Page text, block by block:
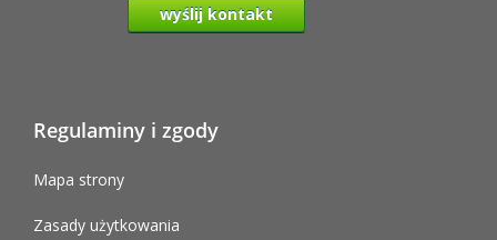
wyślij kontakt
Regulaminy i zgody
Mapa strony
Zasady użytkowania